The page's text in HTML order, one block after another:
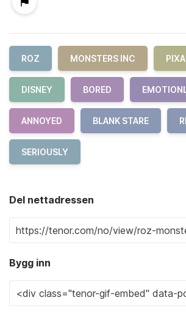
ROZ MONSTERS INC
DISNEY BORED
ANNOYED BLANK STARE
SERIOUSLY
Del nettadressen
Bygg inn